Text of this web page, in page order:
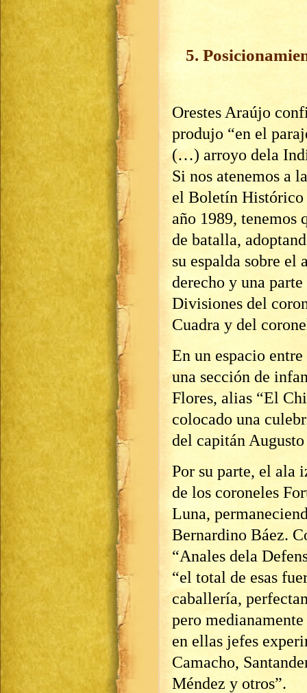
5.
Orestes Araújo
produjo “en el
(…) arroyo dela
Si nos atenemos a
el Boletín Histórico
año 1989, tenemos
de batalla,
su espalda sobre
derecho y una
Divisiones del
Cuadra y del
En un espacio
una sección de
Flores, alias “El
colocado una
del capitán Augusto
Por su parte, el ala
de los coroneles
Luna,
Bernardino Báez.
“Anales dela
“el total de esas
caballería,
pero
en ellas jefes
Camacho,
Méndez y otros”.